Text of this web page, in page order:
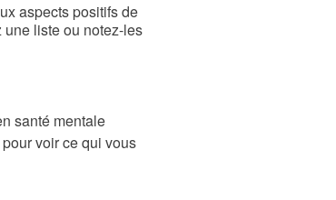
aspects positifs de
liste ou notez-les
santé mentale
voir ce qui vous